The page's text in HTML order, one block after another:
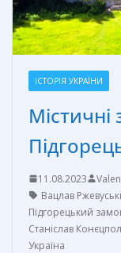
ІСТОРІЯ УКРАЇНИ
Містичні
11.08.2023
Вацлав
Підгорецький
Станіслав
Україна